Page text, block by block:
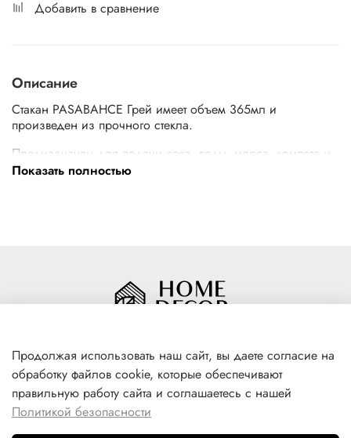
Добавить в сравнение
Описание
Стакан PASABAHCE Грей имеет объем 365мл и
произведен из прочного стекла.
Предназначен для подачи сока, воды, морса, компота и
других напитков, в том числе коктейлей со льдом.
Показать полностью
+7(996) 316 00 81
г. Якутск, ул. Лермонтова 102
Продолжая использовать наш сайт, вы даете согласие на
обработку файлов cookie, которые обеспечивают
правильную работу сайта и соглашаетесь с нашей
Политикой безопасности